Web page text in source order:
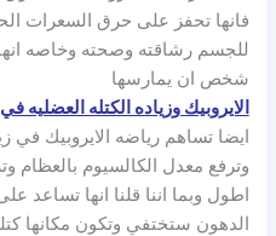
فانها تحفز على حرق السعرات
للجسم رشاقته وصحته وخاصه
شخص ان يمارسها
الايروبيك وزياده الكتله العضليه
ايضا تساهم رياضه الايروبيك في
وترفع معدل الكالسيوم بالعظام
اطول وبما اننا قلنا انها تساعد
الدهون ستختفي وتكون مكانها